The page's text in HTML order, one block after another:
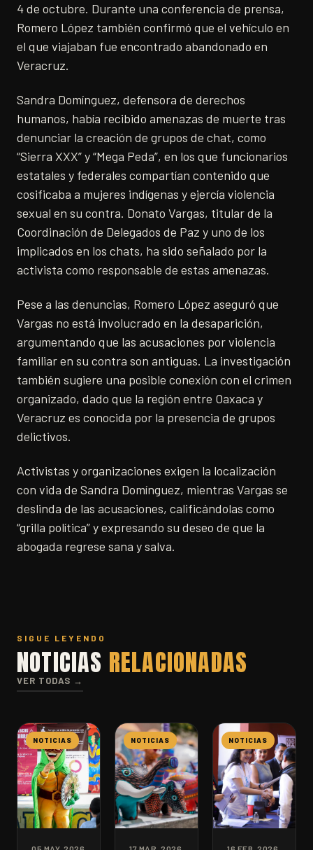
4 de octubre. Durante una conferencia de prensa,
Romero López también confirmó que el vehículo en
el que viajaban fue encontrado abandonado en
Veracruz.
Sandra Domínguez, defensora de derechos
humanos, había recibido amenazas de muerte tras
denunciar la creación de grupos de chat, como
“Sierra XXX” y “Mega Peda”, en los que funcionarios
estatales y federales compartían contenido que
cosificaba a mujeres indígenas y ejercía violencia
sexual en su contra. Donato Vargas, titular de la
Coordinación de Delegados de Paz y uno de los
implicados en los chats, ha sido señalado por la
activista como responsable de estas amenazas.
Pese a las denuncias, Romero López aseguró que
Vargas no está involucrado en la desaparición,
argumentando que las acusaciones por violencia
familiar en su contra son antiguas. La investigación
también sugiere una posible conexión con el crimen
organizado, dado que la región entre Oaxaca y
Veracruz es conocida por la presencia de grupos
delictivos.
Activistas y organizaciones exigen la localización
con vida de Sandra Domínguez, mientras Vargas se
deslinda de las acusaciones, calificándolas como
“grilla política” y expresando su deseo de que la
abogada regrese sana y salva.
SIGUE LEYENDO
NOTICIAS RELACIONADAS
VER TODAS →
NOTICIAS NOTICIAS NOTICIAS